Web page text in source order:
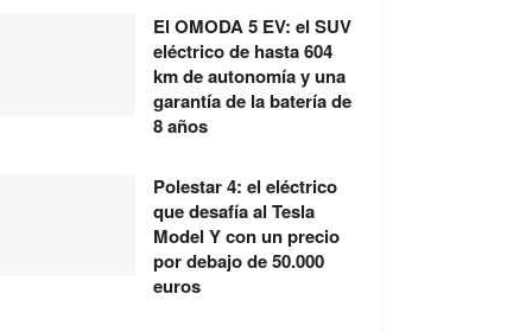
El OMODA 5 EV: el SUV
eléctrico de hasta 604
km de autonomía y una
garantía de la batería de
8 años
Polestar 4: el eléctrico
que desafía al Tesla
Model Y con un precio
por debajo de 50.000
euros